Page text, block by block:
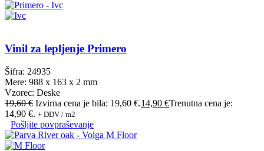
Vinil za lepljenje Primero
Šifra: 24935
Mere: 988 x 163 x 2 mm
Vzorec: Deske
19,60€ Izvirna cena je bila: 19,60 €.14,90 €Trenutna cena je:
14,90 €. + DDV / m2
Pošljite povpraševanje